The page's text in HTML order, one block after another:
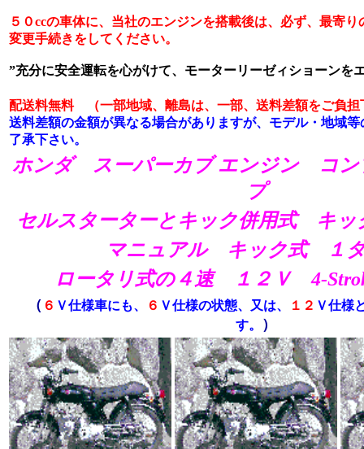
５０ccの車体に、当社のエンジンを搭載後は、必ず、最寄
変更手続きをしてください。
”充分に安全運転を心がけて、モーターリーゼィショーンを
配送料無料 （一部地域、離島は、一部、送料差額をご負担
送料差額の金額が異なる場合がありますが、モデル・地域
了承下さい。
ホンダ スーパーカブ エンジン コ
プ
セルスターターとキック併用式 キ
マニュアル キック式 １
ロータリ式の４速１２Ｖ 4-
（ ６ Ｖ仕様車にも、 ６ Ｖ仕様の状態、又は、 １２ Ｖ仕様
す。
）